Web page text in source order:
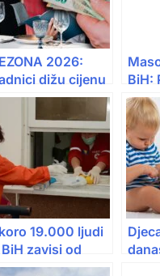
2026:
dižu cijenu
1.500 € niko
raditi!
BiH:
ljudi
19.000 ljudi
zavisi od
kuhinja: